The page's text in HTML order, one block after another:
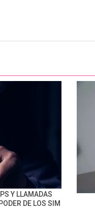
Y LLAMADAS
DE LOS SIM